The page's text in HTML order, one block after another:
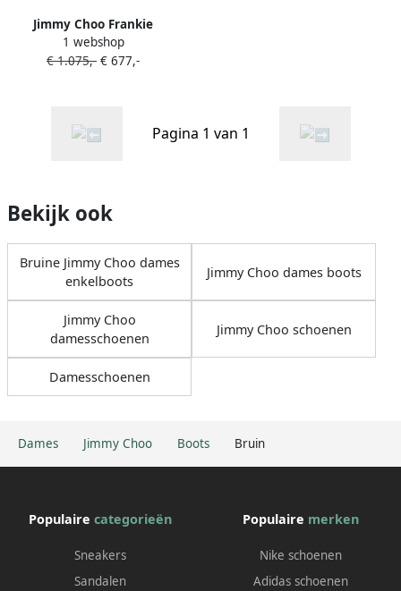
Dames Jimmy Choo Boots Bruin
Jimmy Choo Frankie
enkellaarzen Bruin
1 webshop
€ 1.075,- € 677,-
Pagina 1 van 1
Bekijk ook
Bruine Jimmy Choo dames
enkelboots
Jimmy Choo dames boots
Jimmy Choo
damesschoenen
Jimmy Choo schoenen
Damesschoenen
Populaire categorieën
Sneakers
Sandalen
Populaire merken
Nike schoenen
Adidas schoenen